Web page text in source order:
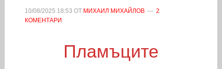
10/08/2025 18:53 ОТ МИХАИЛ МИХАЙЛОВ
2
КОМЕНТАРИ
Пламъците